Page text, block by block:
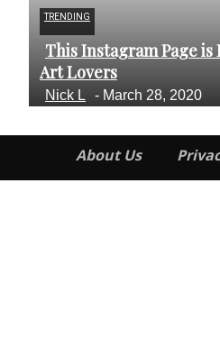
TRENDING
Section
Heading
This Instagram Page is
Art Lovers
Nick L - March 28, 2020
About Us